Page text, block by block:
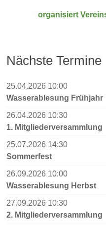
organisiert
Nächste Termine
25.04.2026 10:00
Wasserablesung Frühjahr
26.04.2026 10:30
1. Mitgliederversammlung
25.07.2026 14:30
Sommerfest
26.09.2026 10:00
Wasserablesung Herbst
27.09.2026 10:30
2. Mitgliederversammlung